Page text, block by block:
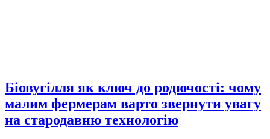
Біовугілля як ключ до родючості: чому
малим фермерам варто звернути увагу
на стародавню технологію